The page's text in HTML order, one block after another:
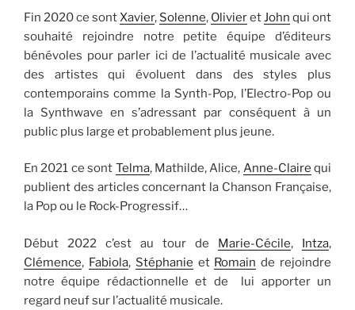
Fin 2020 ce sontXavier, Solenne, OlivieretJohn qui ont
souhaité rejoindre notre petite équipe d’éditeurs
bénévoles pour parler ici de l’actualité musicale avec
des artistes qui évoluent dans des styles plus
contemporains comme la Synth-Pop, l’Electro-Pop ou
la Synthwave en s’adressant par conséquent à un
public plus large et probablement plus jeune.
En 2021 ce sont Telma, Mathilde, Alice, Anne-Claire qui
publient des articles concernant la Chanson Française,
la Pop ou le Rock-Progressif…
Début 2022 c’est au tour de Marie-Cécile, Intza,
Clémence, Fabiola, Stéphanie et Romain de rejoindre
notre équipe rédactionnelle et de lui apporter un
regard neuf sur l’actualité musicale.